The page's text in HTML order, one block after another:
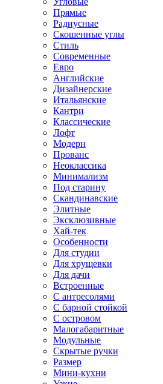
Прямые
Радиусные
Скошенные углы
Стиль
Современные
Евро
Английские
Дизайнерские
Итальянские
Кантри
Классические
Лофт
Модерн
Прованс
Неоклассика
Минимализм
Под старину
Скандинавские
Элитные
Эксклюзивные
Хай-тек
Особенности
Для студии
Для хрущевки
Для дачи
Встроенные
С антресолями
С барной стойкой
С островом
Малогабаритные
Модульные
Скрытые ручки
Размер
Мини-кухни